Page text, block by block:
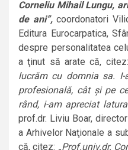
Corneliu Mihail Lungu,
de ani”,coordonatori
Editura Eurocarpatica,
despre personalitatea
a ţinut să arate că, citez:
lucrăm cu domnia sa.
profesională, cât şi pe
rând, i-am apreciat
prof.dr. Liviu Boar,
a Arhivelor Naţionale a
că, citez: „Prof.univ.dr.